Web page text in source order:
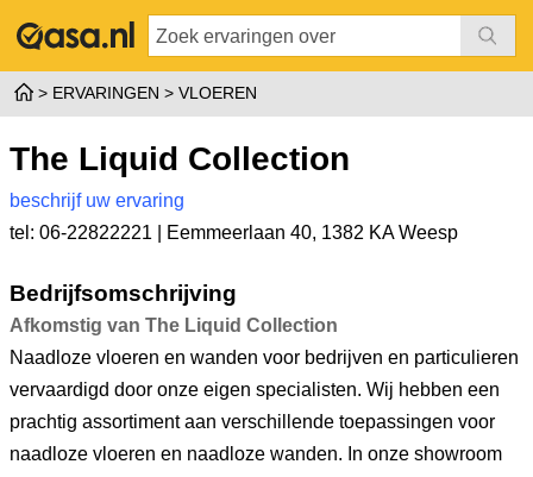
ERVARINGEN VLOEREN
The Liquid Collection
beschrijf uw ervaring
tel: 06-22822221 |
Eemmeerlaan 40, 1382 KA Weesp
Bedrijfsomschrijving
Afkomstig van The Liquid Collection
Naadloze vloeren en wanden voor bedrijven en particulieren
vervaardigd door onze eigen specialisten. Wij hebben een
prachtig assortiment aan verschillende toepassingen voor
naadloze vloeren en naadloze wanden. In onze showroom